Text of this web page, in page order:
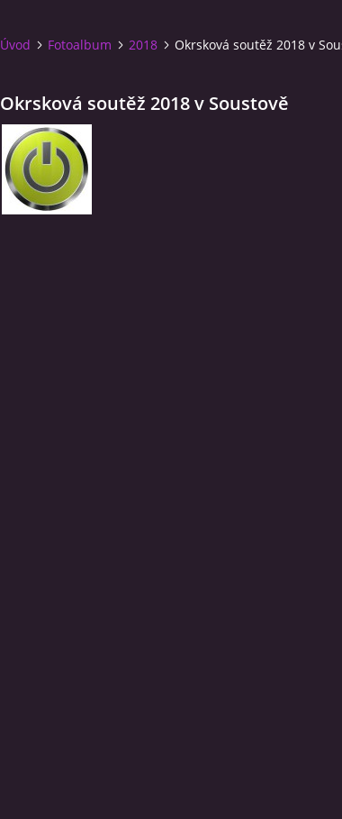
Úvod Fotoalbum 2018 Okrsková soutěž 2018 v
Okrsková soutěž 2018 v Soustově